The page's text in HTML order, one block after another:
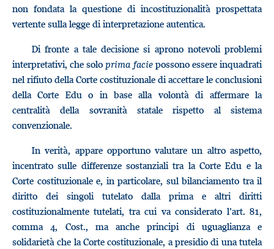
non fondata la questione di incostituzionalità prospettata
vertente sulla legge di interpretazione autentica.
Di fronte a tale decisione si aprono notevoli problemi
interpretativi, che soloprima faciepossono essere inquadrati
nel rifiuto della Corte costituzionale di accettare le conclusioni
della Corte Edu o in base alla volontà di affermare la
centralità della sovranità statale rispetto al sistema
convenzionale.
In verità, appare opportuno valutare un altro aspetto,
incentrato sulle differenze sostanziali tra la Corte Edu e la
Corte costituzionale e, in particolare, sul bilanciamento tra il
diritto dei singoli tutelato dalla prima e altri diritti
costituzionalmente tutelati, tra cui va considerato l’art. 81,
comma 4, Cost., ma anche principi di uguaglianza e
solidarietà che la Corte costituzionale, a presidio di una tutela